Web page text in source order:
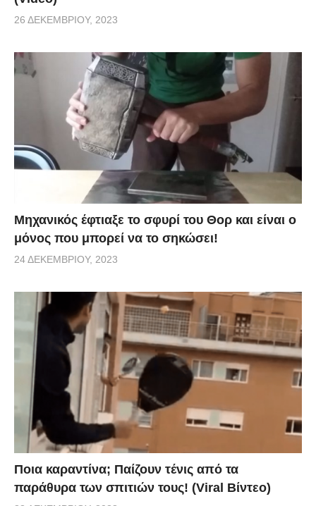
26 ΔΕΚΕΜΒΡΊΟΥ, 2023
Μηχανικός έφτιαξε το σφυρί του Θορ και είναι ο
μόνος που μπορεί να το σηκώσει!
24 ΔΕΚΕΜΒΡΊΟΥ, 2023
Ποια καραντίνα; Παίζουν τένις από τα
παράθυρα των σπιτιών τους! (Viral Βίντεο)